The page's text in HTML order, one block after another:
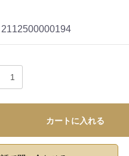
2112500000194
カートに入れる